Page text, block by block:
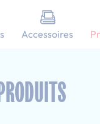
Accessoires
: 140x190 cm